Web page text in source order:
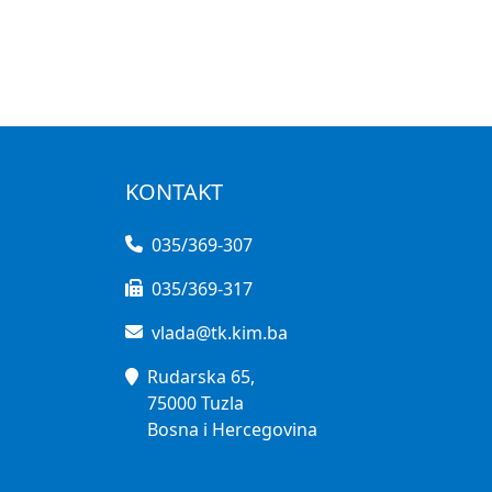
KONTAKT
035/369-307
035/369-317
vlada@tk.kim.ba
Rudarska 65,
75000 Tuzla
Bosna i Hercegovina